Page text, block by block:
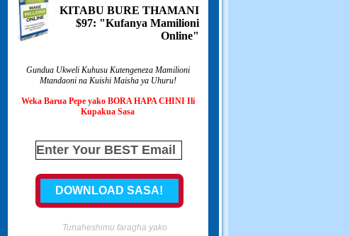
KITABU BURE THAMANI
$97: "Kufanya Mamilioni
Online"
Gundua Ukweli Kuhusu Kutengeneza Mamilioni
Mtandaoni na Kuishi Maisha ya Uhuru!
Weka Barua Pepe yako BORA HAPA CHINI Ili
Kupakua Sasa
Tunaheshimu faragha yako